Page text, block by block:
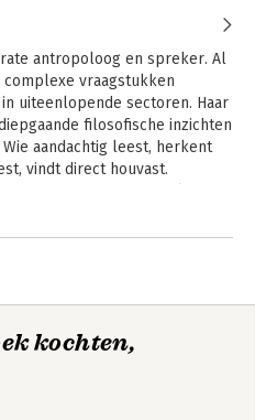
antropoloog en spreker. Al
vraagstukken
uiteenlopende sectoren. Haar
filosofische inzichten
aandachtig leest, herkent
vindt direct houvast.
voor gemeenschap en
kochten,